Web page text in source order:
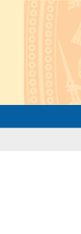
chức tập huấn